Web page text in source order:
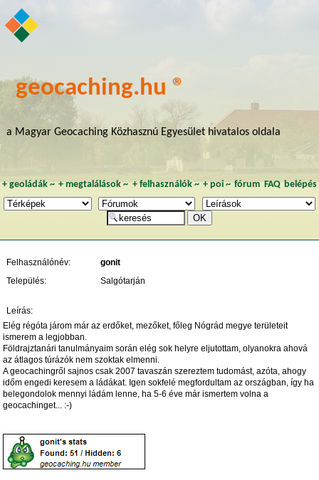
geocaching.hu ®
a Magyar Geocaching Közhasznú Egyesület hivatalos oldala
+ geoládák~ + megtalálások ~ + felhasználók~ + poi~ fórum FAQ belépés
Felhasználónév:
gonit
Település:
Salgótarján
Leírás:
Elég régóta járom már az erdőket, mezőket, főleg Nógrád megye területeit
ismerem a legjobban.
Földrajztanári tanulmányaim során elég sok helyre eljutottam, olyanokra ahová
az átlagos túrázók nem szoktak elmenni.
A geocachingről sajnos csak 2007 tavaszán szereztem tudomást, azóta, ahogy
időm engedi keresem a ládákat. Igen sokfelé megfordultam az országban, így ha
belegondolok mennyi ládám lenne, ha 5-6 éve már ismertem volna a
geocachinget... :-)